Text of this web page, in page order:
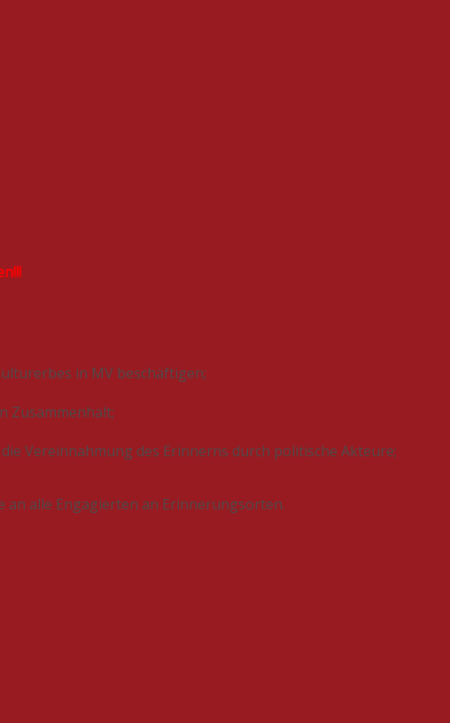
in MV beschäftigen;
Zusammenhalt;
Vereinnahmung des Erinnerns durch politische Akteure;
alle Engagierten an Erinnerungsorten.